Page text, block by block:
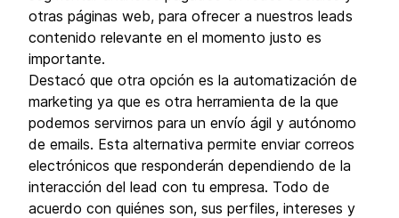
otras páginas web, para ofrecer a nuestros leads
contenido relevante en el momento justo es
importante.
Destacó que otra opción es la automatización de
marketing ya que es otra herramienta de la que
podemos servirnos para un envío ágil y autónomo
de emails. Esta alternativa permite enviar correos
electrónicos que responderán dependiendo de la
interacción del lead con tu empresa. Todo de
acuerdo con quiénes son, sus perfiles, intereses y